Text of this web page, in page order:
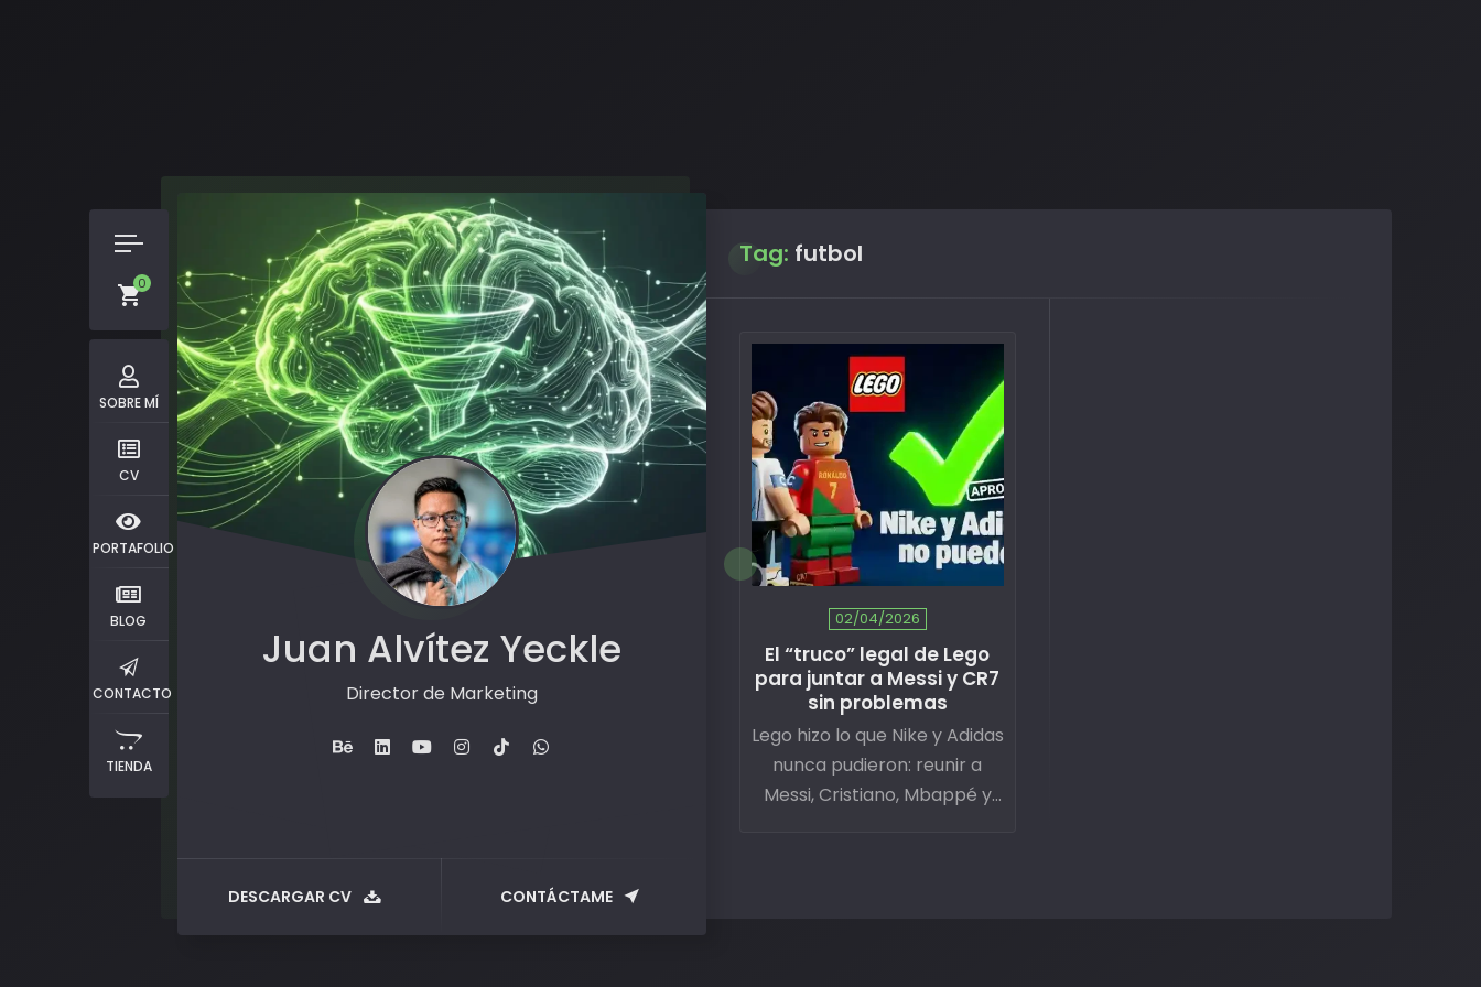
0
SOBRE MÍ
CV
PORTAFOLIO
BLOG
CONTACTO
TIENDA
Juan Alvítez Yeckle
Director de Marketing
DESCARGAR CV CONTÁCTAME
Tag: futbol
02/04/2026
El “truco” legal de Lego
para juntar a Messi y CR7
sin problemas
Lego hizo lo que Nike y Adidas
nunca pudieron: reunir a
Messi, Cristiano, Mbappé y